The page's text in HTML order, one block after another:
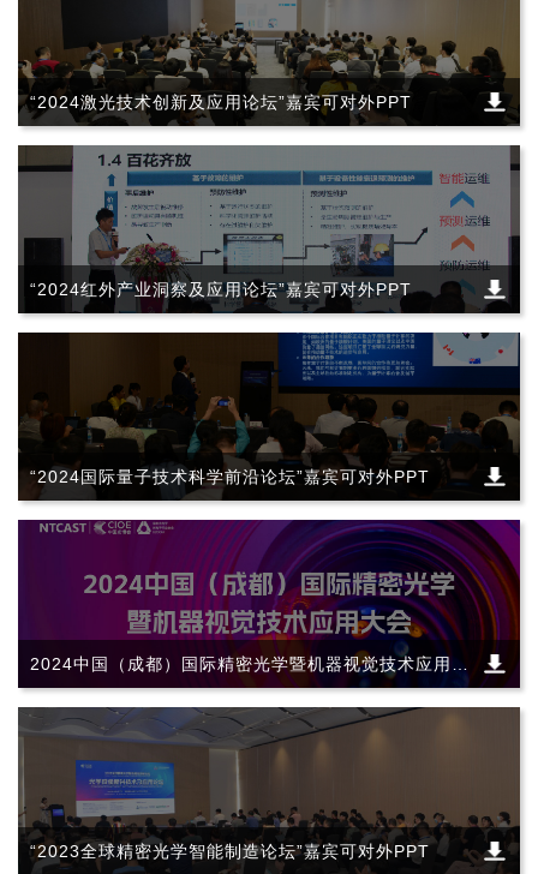
“2024激光技术创新及应用论坛”嘉宾可对外PPT
“2024红外产业洞察及应用论坛”嘉宾可对外PPT
“2024国际量子技术科学前沿论坛”嘉宾可对外PPT
2024中国（成都）国际精密光学暨机器视觉技术应用大
会
“2023全球精密光学智能制造论坛”嘉宾可对外PPT